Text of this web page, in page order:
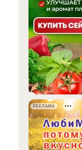
РЕКЛАМА